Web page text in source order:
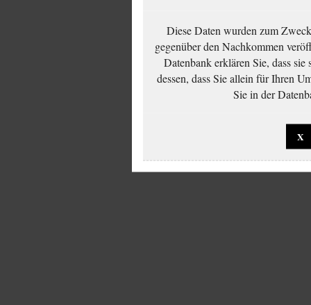
Diese Daten wurden zum
gegenüber den Nachkommen
Datenbank erklären Sie, dass sie
dessen, dass Sie allein für Ihren
Sie in der
X